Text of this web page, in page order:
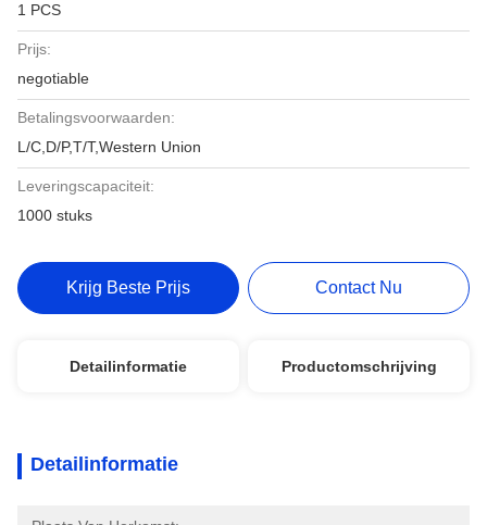
1 PCS
Prijs:
negotiable
Betalingsvoorwaarden:
L/C,D/P,T/T,Western Union
Leveringscapaciteit:
1000 stuks
Krijg Beste Prijs Contact Nu
Detailinformatie Productomschrijving
Detailinformatie